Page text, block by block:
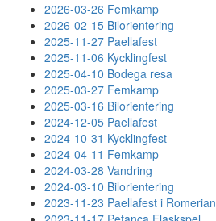
2026-03-26 Femkamp
2026-02-15 Bilorientering
2025-11-27 Paellafest
2025-11-06 Kycklingfest
2025-04-10 Bodega resa
2025-03-27 Femkamp
2025-03-16 Bilorientering
2024-12-05 Paellafest
2024-10-31 Kycklingfest
2024-04-11 Femkamp
2024-03-28 Vandring
2024-03-10 Bilorientering
2023-11-23 Paellafest i Romerian